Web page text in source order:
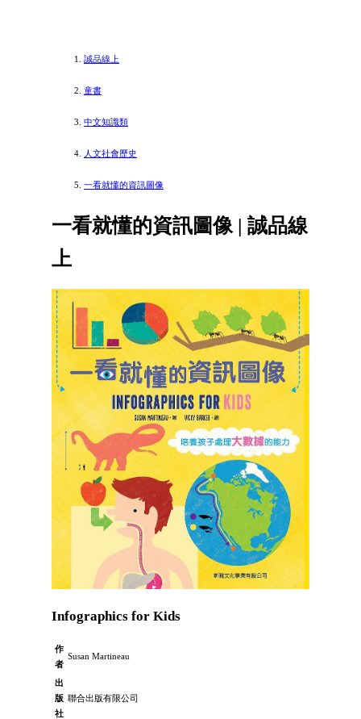
誠品線上
童書
中文知識類
人文社會歷史
一看就懂的資訊圖像
一看就懂的資訊圖像 | 誠品線
上
Infographics for Kids
作
者
Susan Martineau
出
版
社
聯合出版有限公司